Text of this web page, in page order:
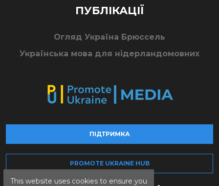
This website uses cookies to ensure you
ПУБЛІКАЦІЇ
Огляд Україна Брюссель
Українська мова для нідерландомовних
ПІДТРИМКА
PROMOTE UKRAINE HUB